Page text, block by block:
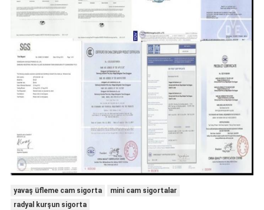
yavaş üfleme cam sigorta
mini cam sigortalar
radyal kurşun sigorta